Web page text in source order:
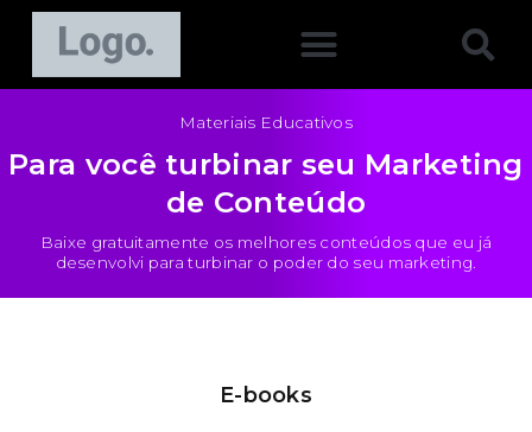
Materiais Educativos
Para você turbinar seu Marketing
de Conteúdo
Baixe gratuitamente os melhores conteúdos que eu já
desenvolvi para turbinar o poder do seu marketing.
E-books